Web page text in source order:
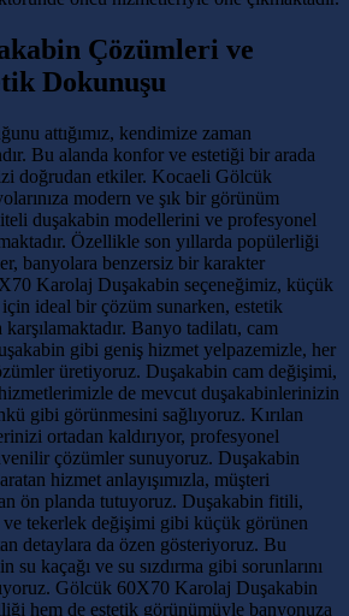
Çözümleri ve
Dokunuşu
attığımız, kendimize zaman
Bu alanda konfor ve estetiği bir arada
doğrudan etkiler. Kocaeli Gölcük
modern ve şık bir görünüm
duşakabin modellerini ve profesyonel
Özellikle son yıllarda popülerliği
banyolara benzersiz bir karakter
Karolaj Duşakabin seçeneğimiz, küçük
ideal bir çözüm sunarken, estetik
Banyo tadilatı, cam
gibi geniş hizmet yelpazemizle, her
üretiyoruz. Duşakabin cam değişimi,
de mevcut duşakabinlerinizin
gibi görünmesini sağlıyoruz. Kırılan
ortadan kaldırıyor, profesyonel
çözümler sunuyoruz. Duşakabin
hizmet anlayışımızla, müşteri
ön planda tutuyoruz. Duşakabin fitili,
ve tekerlek değişimi gibi küçük görünen
detaylara da özen gösteriyoruz. Bu
su kaçağı ve su sızdırma gibi sorunlarını
Gölcük 60X70 Karolaj Duşakabin
hem de estetik görünümüyle banyonuza